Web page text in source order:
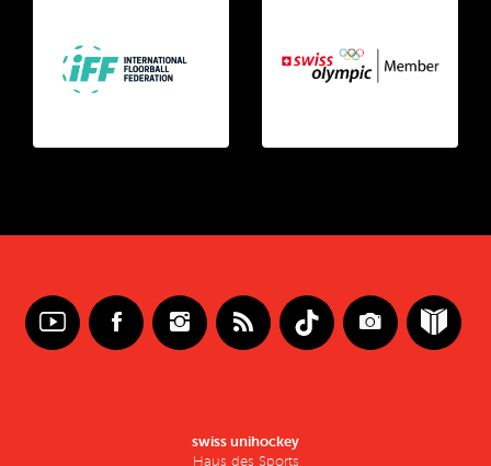
swiss unihockey
Haus des Sports